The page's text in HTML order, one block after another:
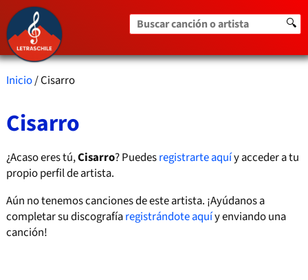
Buscar canción o artista 🔍
Inicio/ Cisarro
Cisarro
¿Acaso eres tú,Cisarro? Puedesregistrarte aquíy acceder a tu
propio perfil de artista.
Aún no tenemos canciones de este artista. ¡Ayúdanos a
completar su discografíaregistrándote aquíy enviando una
canción!